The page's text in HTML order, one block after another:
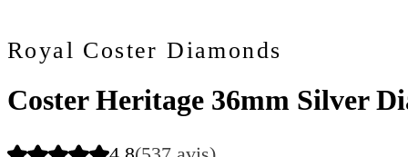
Royal Coster Diamonds
Coster Heritage 36mm Silver